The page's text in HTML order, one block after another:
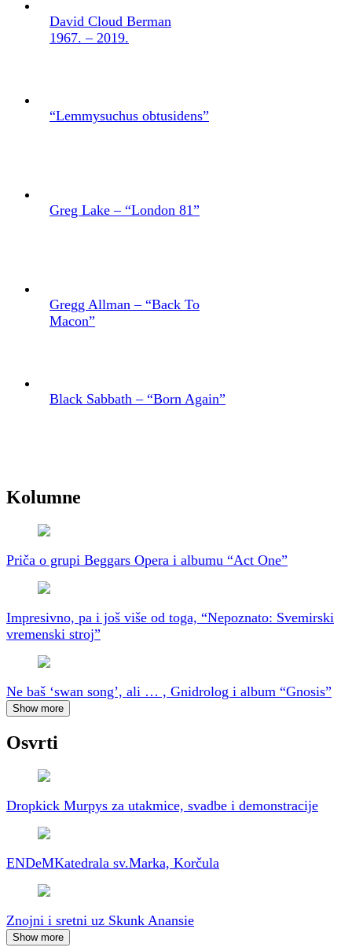
David Cloud Berman
1967. – 2019.
“Lemmysuchus obtusidens”
Greg Lake – “London 81”
Gregg Allman – “Back To
Macon”
Black Sabbath – “Born Again”
Kolumne
Priča o grupi Beggars Opera i albumu “Act One”
Impresivno, pa i još više od toga, “Nepoznato: Svemirski
vremenski stroj”
Ne baš ‘swan song’, ali … , Gnidrolog i album “Gnosis”
Show more
Osvrti
Dropkick Murpys za utakmice, svadbe i demonstracije
ENDeMKatedrala sv.Marka, Korčula
Znojni i sretni uz Skunk Anansie
Show more